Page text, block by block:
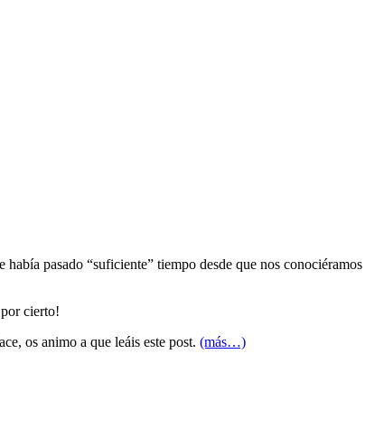
pasado “suficiente” tiempo desde que nos conociéramos
cierto!
os animo a que leáis este post. (más…)